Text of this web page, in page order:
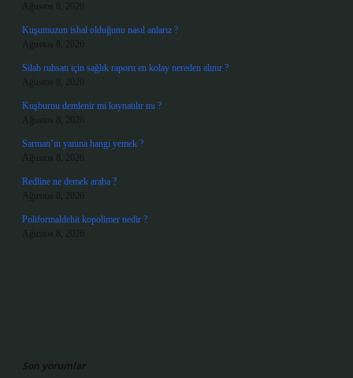
Ağustos 8, 2026
Kuşumuzun ishal olduğunu nasıl anlarız ?
Ağustos 8, 2026
Silah ruhsatı için sağlık raporu en kolay nereden alınır ?
Ağustos 8, 2026
Kuşburnu demlenir mi kaynatılır mı ?
Ağustos 8, 2026
Sarman’ın yanına hangi yemek ?
Ağustos 8, 2026
Redline ne demek araba ?
Ağustos 8, 2026
Poliformaldehit kopolimer nedir ?
Ağustos 8, 2026
Son yorumlar